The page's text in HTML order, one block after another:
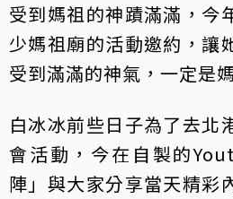
受到媽祖的神蹟滿滿，今
少媽祖廟的活動邀約，讓
受到滿滿的神氣，一定是
白冰冰前些日子為了去北
會活動，今在自製的
陣」與大家分享當天精彩